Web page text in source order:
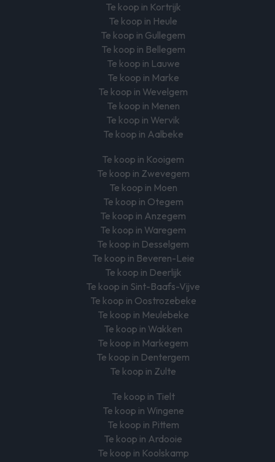
Te koop in Kortrijk
Te koop in Heule
Te koop in Gullegem
Te koop in Bellegem
Te koop in Lauwe
Te koop in Marke
Te koop in Wevelgem
Te koop in Menen
Te koop in Wervik
Te koop in Aalbeke
Te koop in Kooigem
Te koop in Zwevegem
Te koop in Moen
Te koop in Otegem
Te koop in Anzegem
Te koop in Waregem
Te koop in Desselgem
Te koop in Beveren-Leie
Te koop in Deerlijk
Te koop in Sint-Baafs-Vijve
Te koop in Oostrozebeke
Te koop in Meulebeke
Te koop in Wakken
Te koop in Markegem
Te koop in Dentergem
Te koop in Zulte
Te koop in Tielt
Te koop in Wingene
Te koop in Pittem
Te koop in Ardooie
Te koop in Koolskamp